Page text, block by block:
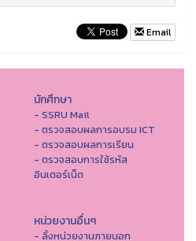
Email
นักศึกษา
- SSRU Mail
- ตรวจสอบผลการอบรม ICT
- ตรวจสอบผลการเรียน
- ตรวจสอบการใช้รหัส
อินเตอร์เน็ต
หน่วยงานอื่นๆ
- ลิ้งหน่วยงานภายนอก